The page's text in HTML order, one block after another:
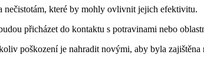
které by mohly ovlivnit jejich efektivitu.
přicházet do kontaktu s potravinami nebo
poškození je nahradit novými, aby byla zajištěna